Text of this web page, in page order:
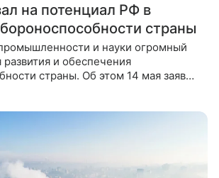
на потенциал РФ в
страны
и науки огромный
и обеспечения
страны. Об этом 14 мая заявил